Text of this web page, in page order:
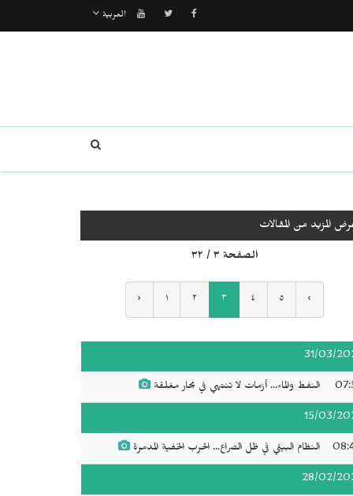
العربية
المزيد من المقالات
الصفحة ٣ / ٣٢
‹ ١ ٢ ٣ ٤ ٥ ›
31/03/
النفط والماء... أزمات لا تنتهي في بحار مغلقة
15/03/
النظام البيئي في ظل الصراع... الحرب الخفية المدمرة
28/02/